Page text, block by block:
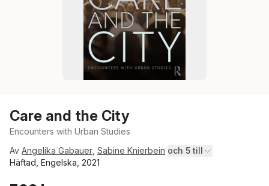
Care and the City
Encounters with Urban Studies
Av Angelika Gabauer Sabine Knierbein och 5 till
Häftad, Engelska, 2021